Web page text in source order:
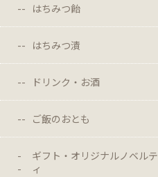
はちみつ飴
はちみつ漬
ドリンク・お酒
ご飯のおとも
ギフト・オリジナルノベルテ
ィ